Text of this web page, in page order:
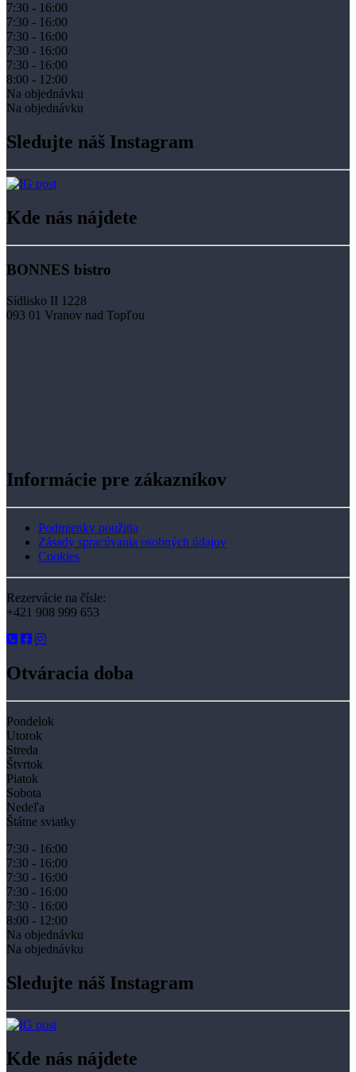
7:30 - 16:00
7:30 - 16:00
7:30 - 16:00
7:30 - 16:00
7:30 - 16:00
8:00 - 12:00
Na objednávku
Na objednávku
Sledujte náš Instagram
Kde nás nájdete
BONNES bistro
Sídlisko II 1228
093 01 Vranov nad Topľou
Informácie pre zákazníkov
Podmienky použitia
Zásady spracúvania osobných údajov
Cookies
Rezervácie na čísle:
+421 908 999 653
Otváracia doba
Pondelok
Utorok
Streda
Štvrtok
Piatok
Sobota
Nedeľa
Štátne sviatky
7:30 - 16:00
7:30 - 16:00
7:30 - 16:00
7:30 - 16:00
7:30 - 16:00
8:00 - 12:00
Na objednávku
Na objednávku
Sledujte náš Instagram
Kde nás nájdete